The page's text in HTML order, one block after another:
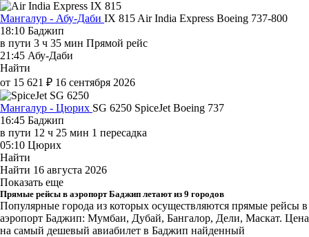
Мангалур - Абу-Даби IX 815 Air India Express Boeing 737-800
18:10 Баджип
в пути 3 ч 35 мин Прямой рейс
21:45 Абу-Даби
Найти
от 15 621 ₽ 16 сентября 2026
Мангалур - Цюрих SG 6250 SpiceJet Boeing 737
16:45 Баджип
в пути 12 ч 25 мин 1 пересадка
05:10 Цюрих
Найти
Найти 16 августа 2026
Показать еще
Прямые рейсы в аэропорт Баджип летают из 9 городов
Популярные города из которых осуществляются прямые рейсы в
аэропорт Баджип: Мумбаи, Дубай, Бангалор, Дели, Маскат. Цена
на самый дешевый авиабилет в Баджип найденный